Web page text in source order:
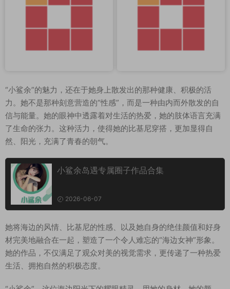
“小鲨余”的魅力，还在于她身上散发出的那种健康、积极的活
力。她不是那种刻意营造的“性感”，而是一种由内而外散发的自
信与能量。她的眼神中透露着对生活的热爱，她的肢体语言充满
了生命的张力。这种活力，使得她的比基尼穿搭，更加显得自
然、阳光，充满了青春的朝气。
小鲨余岛遇专属圈子作品合集
2026-06-07
她将海边的风情、比基尼的性感、以及她自身的绝佳颜值和好身
材完美地融合在一起，塑造了一个令人难忘的“海边女神”形象。
她的作品，不仅满足了观众对美的视觉需求，更传递了一种热爱
生活、拥抱自然的积极态度。